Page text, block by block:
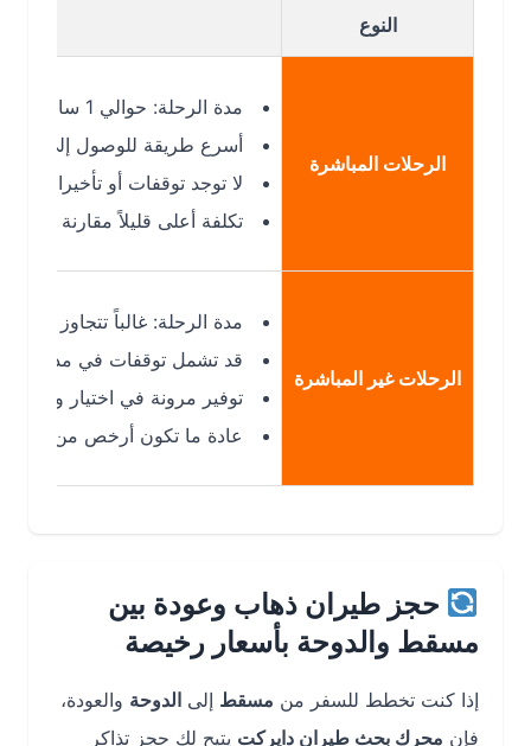
الرحلات المباشرة
مدة الرحلة: حوالي 1 ساعة 25–30 دقيقة.
أسرع طريقة للوصول إلى الدوحة
لا توجد توقفات أو تأخيرات إضافية.
تكلفة أعلى قليلاً مقارنة بالرحلات
الرحلات غير المباشرة
مدة الرحلة: غالباً تتجاوز 4–6 ساعات أو أكثر حسب التوقف والمطار الوسيط.
قد تشمل توقفات في مدن أخرى، مع
توفير مرونة في اختيار وقت الرحلة
عادة ما تكون أرخص من الرحلات
حجز طيران ذهاب وعودة بين
مسقط والدوحة بأسعار رخيصة
إذا كنت تخطط للسفر منمسقطإلىالدوحةوالعودة،
محرك بحث طيران دايركتيتيح لك حجز تذاكر